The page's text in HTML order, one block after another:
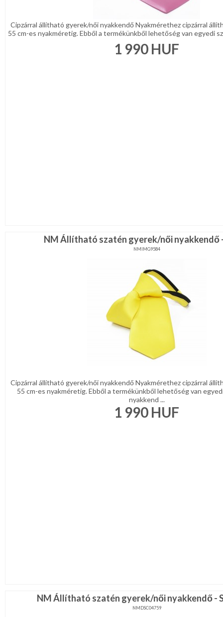
Cipzárral állítható gyerek/női nyakkendő Nyakmérethez cipzárral
55 cm-es nyakméretig. Ebből a termékünkből lehetőség van egyedi
1 990 HUF
NM Állítható szatén gyerek/női nyakkendő
NMIMG9584
Cipzárral állítható gyerek/női nyakkendő Nyakmérethez cipzárral
55 cm-es nyakméretig. Ebből a termékünkből lehetőség van
nyakkend ...
1 990 HUF
NM Állítható szatén gyerek/női nyakkendő -
NMDSC04759